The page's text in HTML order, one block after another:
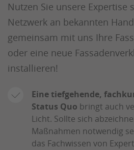
Nutzen Sie unsere Expertise
Netzwerk an bekannten
gemeinsam mit uns Ihre
oder eine neue
installieren!
Eine tiefgehende,
Status Quo bringt auch
Licht. Sollte sich
Maßnahmen notwendig
das Fachwissen von